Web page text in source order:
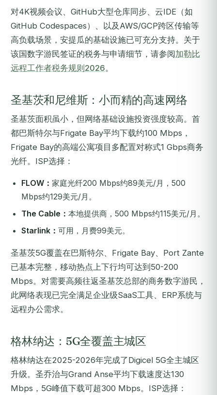
对4K视频会议、GitHub大型仓库同步、云IDE（如
GitHub Codespaces）、以及AWS/GCP跨区传输等
高负载场景，安提瓜的基础设施已可充分支持。关于
该国数字游民签证的税务与申请细节，请参阅加勒比
远程工作者税务规则2026。
圣基茨和尼维斯：小而精的高速网络
圣基茨面积虽小，但网络基础设施投资强度较高。首
都巴斯特尔与Frigate Bay平均下载约100 Mbps，
Frigate Bay的高端公寓项目多配置对称式1 Gbps商务
光纤。ISP选择：
FLOW： 家庭光纤200 Mbps约89美元/月，500
Mbps约129美元/月。
The Cable： 本地提供商，500 Mbps约115美元/月。
Starlink： 可用，月费99美元。
圣基茨5G覆盖在巴斯特尔、Frigate Bay、Port Zante
已基本完整，移动热点上下行均可达到50-200
Mbps。对需要高频往返圣基茨总部的商务数字游民，
此网络表现已完全满足企业级SaaS工具、ERP系统与
远程办公需求。
格林纳达：5G全覆盖主城区
格林纳达在2025-2026年完成了Digicel 5G全主城区
升级。圣乔治与Grand Anse平均下载速度达130
Mbps，5G峰值下载可超300 Mbps。ISP选择：